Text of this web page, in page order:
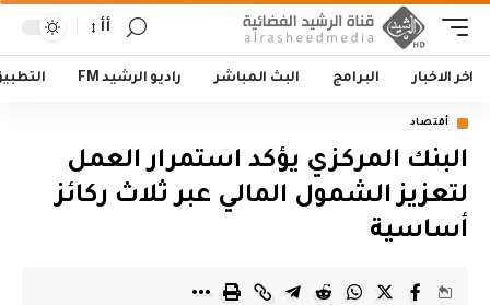
أأ
اخر الاخبار البرامج البث المباشر راديو الرشيد FM
أقتصاد
البنك المركزي يؤكد استمرار العمل
لتعزيز الشمول المالي عبر ثلاث ركائز
أساسية